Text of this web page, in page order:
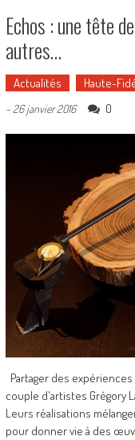
Echos : une tête
autres…
Actualités Haute-
- 26 janvier 2016 0
Partager des
couple d'artistes Grégory
Leurs réalisations
pour donner vie à des